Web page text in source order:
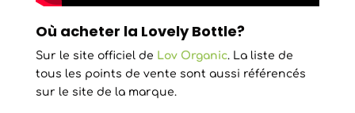
Où acheter la Lovely Bottle?
Sur le site officiel de Lov Organic. La liste de
tous les points de vente sont aussi référencés
sur le site de la marque.